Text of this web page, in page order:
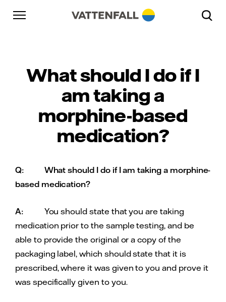
Skip to content
Gå till huvudnavigeringen
Gå till sidfoten
What should I do if I
am taking a
morphine-based
medication?
Q:
What should I do if I am taking a morphine-
based medication?
A:
You should state that you are taking
medication prior to the sample testing, and be
able to provide the original or a copy of the
packaging label, which should state that it is
prescribed, where it was given to you and prove it
was specifically given to you.
Gå till huvudnavigeringen